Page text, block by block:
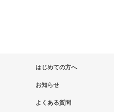
はじめての方へ
お知らせ
よくある質問